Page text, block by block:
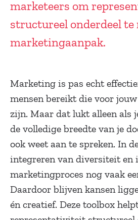
marketeers om
structureel onderdeel te
marketingaanpak.
Marketing is pas echt
mensen bereikt die voor
zijn. Maar dat lukt alleen als
de volledige breedte van je
ook weet aan te spreken. In
integreren van diversiteit en
marketingproces nog vaak
Daardoor blijven kansen
én creatief. Deze toolbox